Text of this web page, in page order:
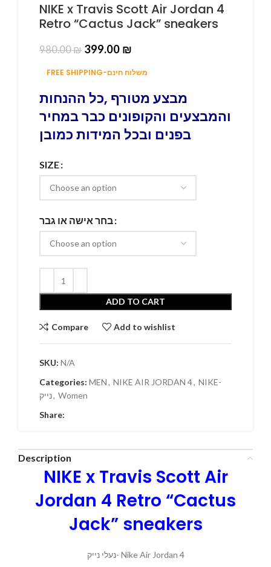
NIKE x Travis Scott Air Jordan 4
Retro “Cactus Jack” sneakers
980.00₪ 399.00 ₪
FREE SHIPPING-משלוח חינם
מבצע מטורף ,כל ההנחות
והמבצעים והקופונים כבר במחיר
בפנים ובכל המידות כמובן
SIZE
בחר אישה או גבר
ADD TO CART
Compare Add to wishlist
SKU: N/A
Categories: MEN, NIKE AIR JORDAN 4, NIKE-
נייק, Women
Share:
Description
NIKE x Travis Scott Air
Jordan 4 Retro “Cactus
Jack” sneakers
נעלי נייק- Nike Air Jordan 4